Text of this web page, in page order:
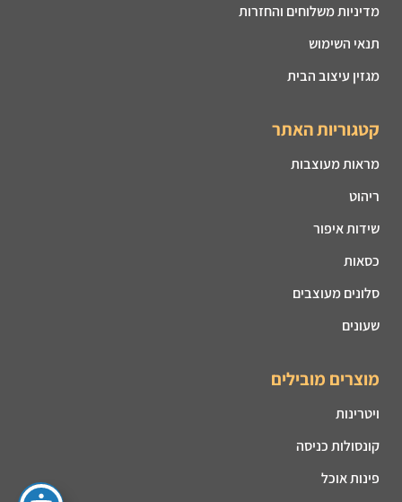
מדיניות משלוחים והחזרות
תנאי השימוש
מגזין עיצוב הבית
קטגוריות האתר
מראות מעוצבות
ריהוט
שידות איפור
כסאות
סלונים מעוצבים
שעונים
מוצרים מובילים
ויטרינות
קונסולות כניסה
פינות אוכל